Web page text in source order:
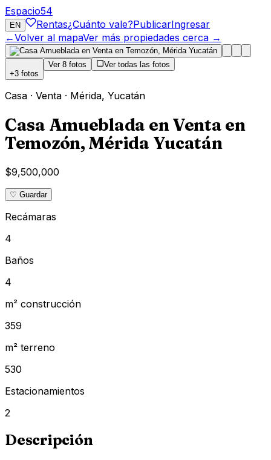
Espacio54
EN Rentas¿Cuánto vale?PublicarIngresar
←Volver al mapaVer más propiedades cerca →
+3 fotos
Ver 8 fotos Ver todas las fotos
Casa · Venta · Mérida, Yucatán
Casa Amueblada en Venta en
Temozón, Mérida Yucatán
$9,500,000
♡ Guardar
Recámaras
4
Baños
4
m² construcción
359
m² terreno
530
Estacionamientos
2
Descripción